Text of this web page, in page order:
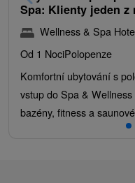
Spa: Klienty jeden
Wellness & Spa
Od 1 NociPolopenze
Komfortní ubytování s
vstup do Spa &
bazény, fitness a